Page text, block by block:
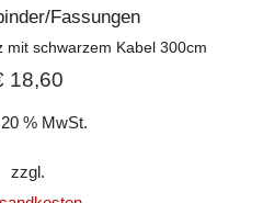
Fassungen
mit schwarzem Kabel 300cm
18,60
% MwSt.
zzgl.